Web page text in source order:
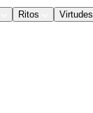
Ritos Virtudes